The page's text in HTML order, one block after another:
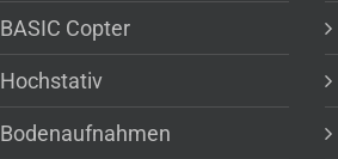
BASIC Copter
Hochstativ
Bodenaufnahmen